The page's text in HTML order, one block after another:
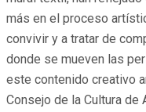
más en el proceso
convivir y a tratar de
donde se mueven las
este contenido creativo
Consejo de la Cultura